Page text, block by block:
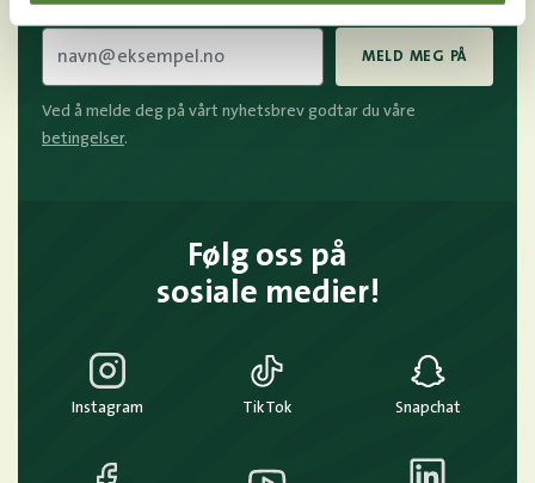
E-post
MELD MEG PÅ
Ved å melde deg på vårt nyhetsbrev godtar du våre
betingelser.
Følg oss på
sosiale medier!
Instagram TikTok Snapchat